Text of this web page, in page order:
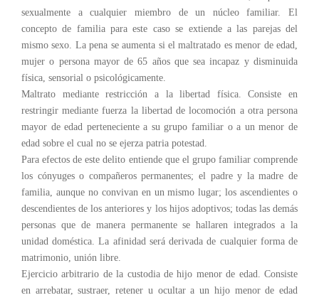
sexualmente a cualquier miembro de un núcleo familiar. El
concepto de familia para este caso se extiende a las parejas del
mismo sexo. La pena se aumenta si el maltratado es menor de edad,
mujer o persona mayor de 65 años que sea incapaz y disminuida
física, sensorial o psicológicamente.
Maltrato mediante restricción a la libertad física. Consiste en
restringir mediante fuerza la libertad de locomoción a otra persona
mayor de edad perteneciente a su grupo familiar o a un menor de
edad sobre el cual no se ejerza patria potestad.
Para efectos de este delito entiende que el grupo familiar comprende
los cónyuges o compañeros permanentes; el padre y la madre de
familia, aunque no convivan en un mismo lugar; los ascendientes o
descendientes de los anteriores y los hijos adoptivos; todas las demás
personas que de manera permanente se hallaren integrados a la
unidad doméstica. La afinidad será derivada de cualquier forma de
matrimonio, unión libre.
Ejercicio arbitrario de la custodia de hijo menor de edad. Consiste
en arrebatar, sustraer, retener u ocultar a un hijo menor de edad